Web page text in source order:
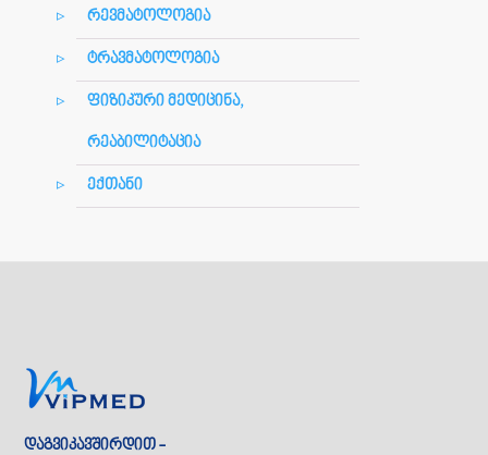
რევმატოლოგია
ტრავმატოლოგია
ფიზიკური მედიცინა,
რეაბილიტაცია
ექთანი
დაგვიკავშირდით -